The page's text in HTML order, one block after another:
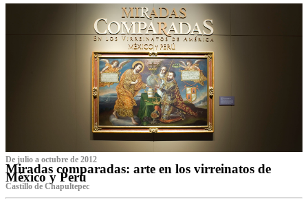
De julio a octubre de 2012
Miradas comparadas: arte en los virreinatos de
México y Perú
Castillo de Chapultepec